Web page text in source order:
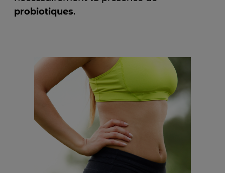
probiotiques.